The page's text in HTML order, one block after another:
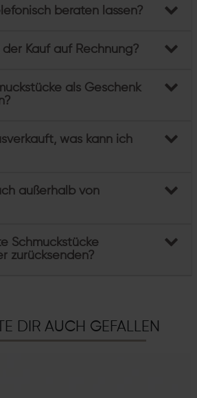
beraten lassen?
Kauf auf Rechnung?
als Geschenk
was kann ich
außerhalb von
Schmuckstücke
zurücksenden?
DIR AUCH GEFALLEN